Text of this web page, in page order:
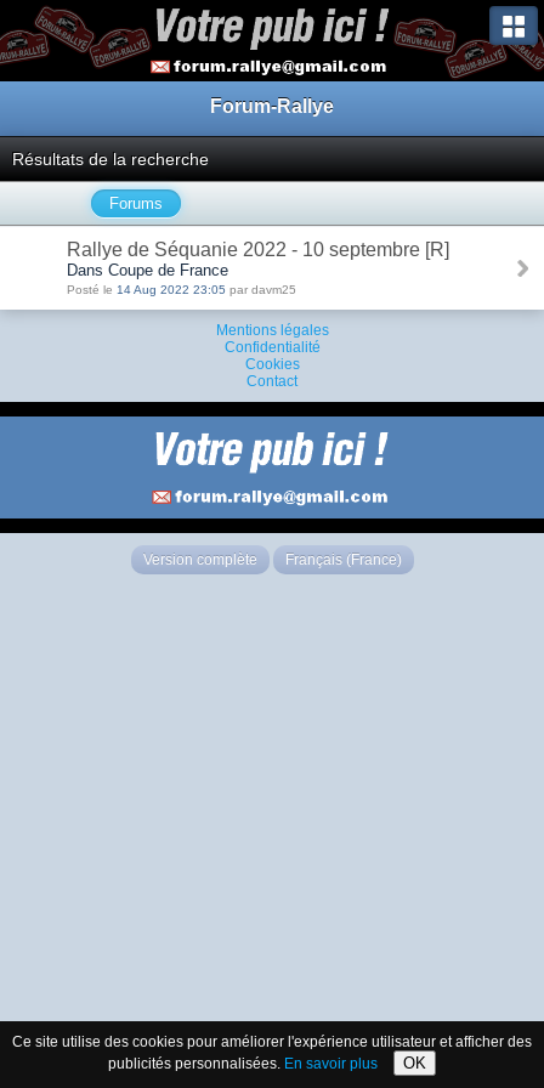
Forum-Rallye
Résultats de la recherche
Forums
Rallye de Séquanie 2022 - 10 septembre [R]
Dans Coupe de France
Posté le 14 Aug 2022 23:05 par davm25
Mentions légales
Confidentialité
Cookies
Contact
Version complète Français (France)
Ce site utilise des cookies pour améliorer l'expérience utilisateur et afficher des
publicités personnalisées. En savoir plus OK